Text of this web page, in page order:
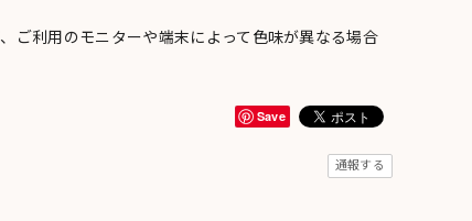
ご利用のモニターや端末によって色味が異なる場合
Save
通報する